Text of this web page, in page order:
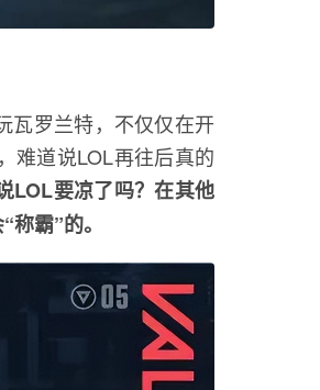
瓦罗兰特，不仅仅在开
难道说LOL再往后真的
LOL要凉了吗？在其他
霸”的。